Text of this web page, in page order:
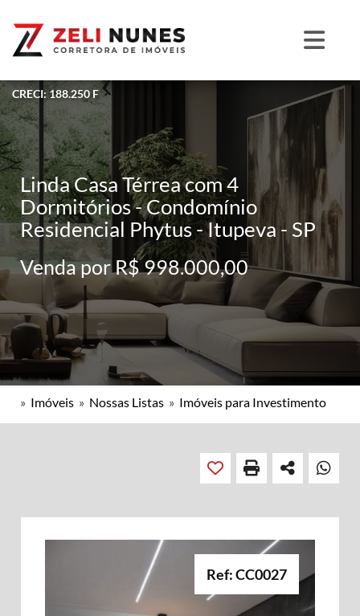
CRECI: 188.250 F
Linda Casa Térrea com 4
Dormitórios - Condomínio
Residencial Phytus - Itupeva - SP
Venda por R$ 998.000,00
» Imóveis » Nossas Listas » Imóveis para Investimento
Ref: CC0027